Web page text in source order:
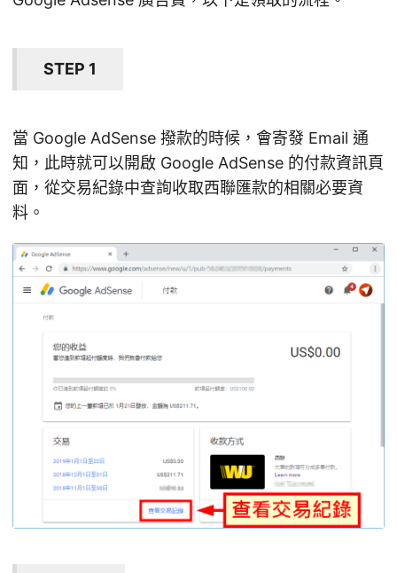
STEP 1
當 Google AdSense 撥款的時候，會寄發 Email 通
知，此時就可以開啟 Google AdSense 的付款資訊頁
面，從交易紀錄中查詢收取西聯匯款的相關必要資
料。